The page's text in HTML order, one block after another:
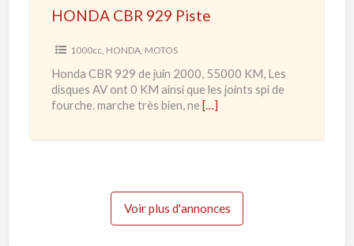
2
e
HONDA CBR 929 Piste
1000cc, HONDA, MOTOS
Honda CBR 929 de juin 2000, 55000 KM, Les
disques AV ont 0 KM ainsi que les joints spi de
fourche. marche très bien, ne […]
Voir plus d'annonces